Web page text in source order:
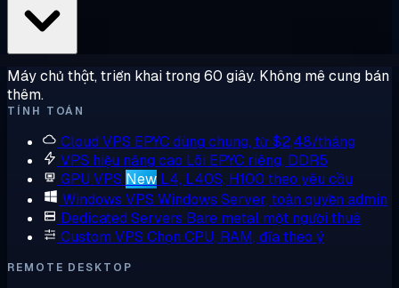
Máy chủ thật, triển khai trong 60 giây. Không mê cung bán
thêm.
TÍNH TOÁN
Cloud VPS EPYC dùng chung, từ $2,48/tháng
VPS hiệu năng cao Lõi EPYC riêng, DDR5
GPU VPS New L4, L40S, H100 theo yêu cầu
Windows VPS Windows Server, toàn quyền admin
Dedicated Servers Bare metal một người thuê
Custom VPS Chọn CPU, RAM, đĩa theo ý
REMOTE DESKTOP